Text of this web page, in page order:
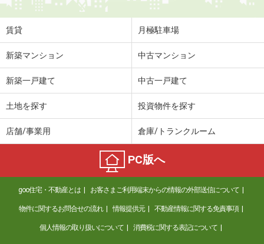
賃貸 月極駐車場
新築マンション 中古マンション
新築一戸建て 中古一戸建て
土地を探す 投資物件を探す
店舗/事業用 倉庫/トランクルーム
PC版へ
goo住宅・不動産とは お客さまご利用端末からの情報の外部送信について
物件に関するお問合せの流れ 情報提供元 不動産情報に関する免責事項
個人情報の取り扱いについて 消費税に関する表記について